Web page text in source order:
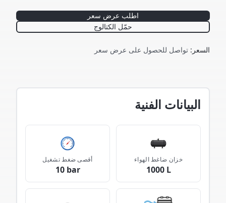
اطلب عرض سعر
حمّل الكتالوج
السعر : تواصل للحصول على عرض سعر
البيانات الفنية
خزان ضاغط الهواء
1000 L
أقصى ضغط تشغيل
10 bar